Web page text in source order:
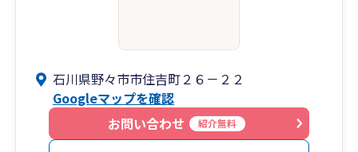
石川県野々市市住吉町２６－２２
Googleマップを確認
お問い合わせ
紹介無料